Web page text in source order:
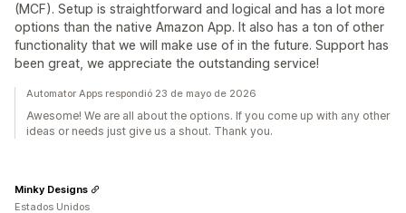
(MCF). Setup is straightforward and logical and has a lot more
options than the native Amazon App. It also has a ton of other
functionality that we will make use of in the future. Support has
been great, we appreciate the outstanding service!
Automator Apps respondió 23 de mayo de 2026
Awesome! We are all about the options. If you come up with any other
ideas or needs just give us a shout. Thank you.
Minky Designs
Estados Unidos